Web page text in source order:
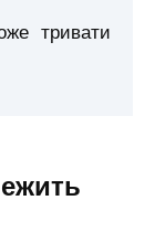
тривати